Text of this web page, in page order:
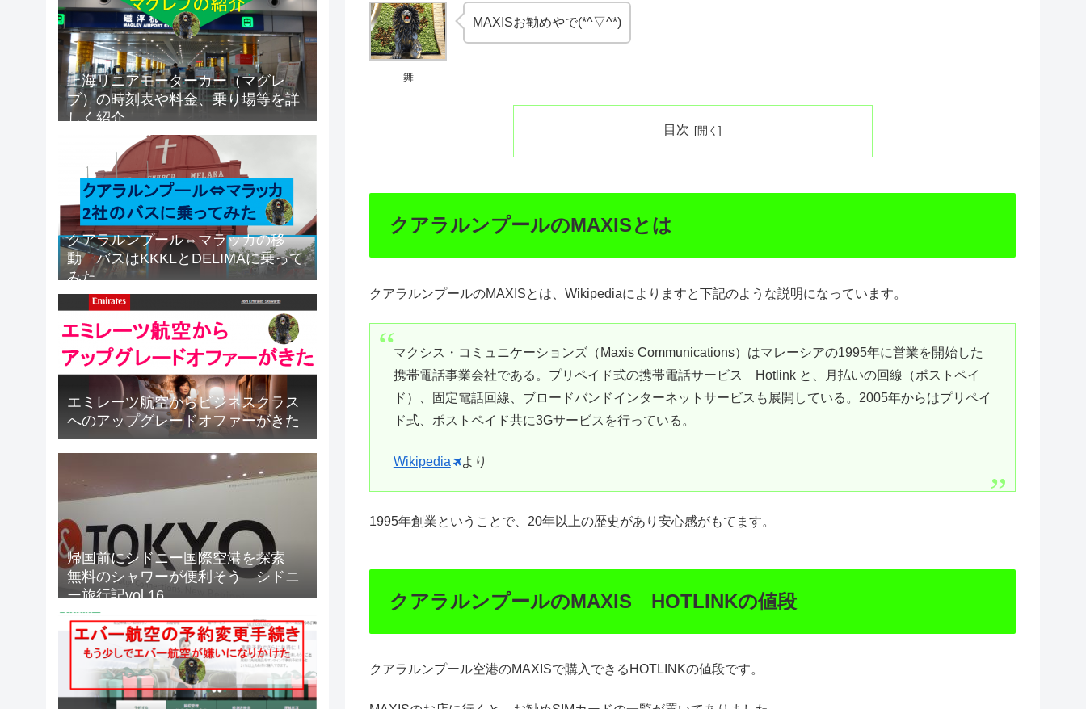
舞
MAXISお勧めやで(*^▽^*)
目次
クアラルンプールのMAXISとは
クアラルンプールのMAXISとは、Wikipediaによりますと下記のような説明になっています。
マクシス・コミュニケーションズ（Maxis Communications）はマレーシアの1995年に営業を開始した
携帯電話事業会社である。プリペイド式の携帯電話サービス Hotlink と、月払いの回線（ポストペイ
ド）、固定電話回線、ブロードバンドインターネットサービスも展開している。2005年からはプリペイ
ド式、ポストペイド共に3Gサービスを行っている。
Wikipedia より
1995年創業ということで、20年以上の歴史があり安心感がもてます。
クアラルンプールのMAXIS HOTLINKの値段
クアラルンプール空港のMAXISで購入できるHOTLINKの値段です。
上海リニアモーターカー（マグレ
ブ）の時刻表や料金、乗り場等を詳
しく紹介
クアラルンプール⇔マラッカの移
動 バスはKKKLとDELIMAに乗って
みた
エミレーツ航空からビジネスクラス
へのアップグレードオファーがきた
帰国前にシドニー国際空港を探索
無料のシャワーが便利そう シドニ
ー旅行記vol.16